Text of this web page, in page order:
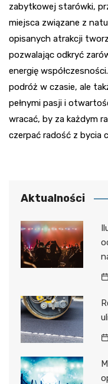
zabytkowej starówki,
miejsca związane z
opisanych atrakcji
pozwalając odkryć
energię
podróż w czasie, ale
pełnymi pasji i
wracać, by za każdym
czerpać radość z bycia
Aktualności